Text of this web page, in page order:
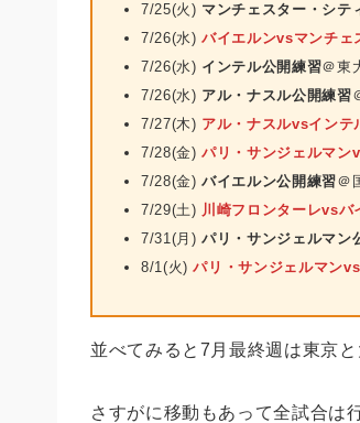
7/25(火) マンチェスター・シテ
7/26(水)バイエルンvsマンチェ
7/26(水) インテル公開練習＠東
7/26(水) アル・ナスル公開練習
7/27(木) アル・ナスルvsインテ
7/28(金)パリ・サンジェルマン
7/28(金)バイエルン公開練習＠
7/29(土) 川崎フロンターレvsバ
7/31(月)パリ・サンジェルマン
8/1(火)パリ・サンジェルマン
並べてみると7月最終週は東京
さすがに移動もあって全試合は